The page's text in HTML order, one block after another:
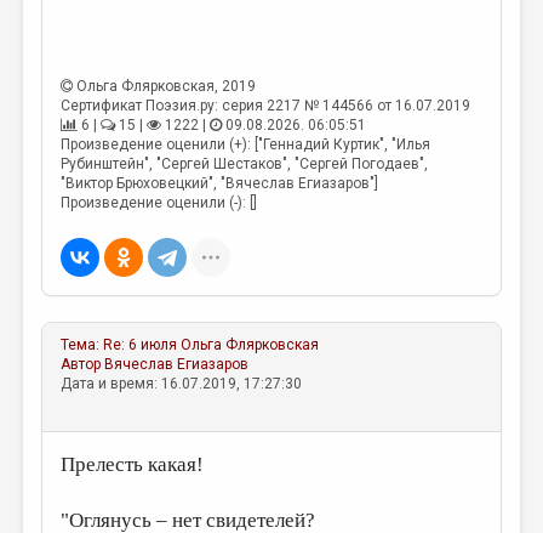
ОТ РЕДАКЦИИ
МАЛАЯ ПРОЗА
ЭССЕИСТИКА
ЛИТЕРАТУРОВЕДЕНИЕ
КУЛЬТУРОВЕДЕНИЕ
ПУБЛИЦИСТИКА
РЕЦЕНЗИРОВАНИЕ
ЦИКЛЫ ПУБЛИКАЦИЙ
ТРЕДИАКОВСКИЙ
МЕДИА
ВКОНТАКТЕ
Ольга Флярковская, 2019
Сертификат Поэзия.ру: серия 2217 № 144566 от 16.07.2019
6 |
15 | 1222 |
09.08.2026. 06:05:51
Произведение оценили (+): ["Геннадий Куртик", "Илья
Рубинштейн", "Сергей Шестаков", "Сергей Погодаев",
"Виктор Брюховецкий", "Вячеслав Егиазаров"]
Произведение оценили (-): []
Тема: Re: 6 июля Ольга Флярковская
Автор Вячеслав Егиазаров
Дата и время: 16.07.2019, 17:27:30
Прелесть какая!
"Оглянусь – нет свидетелей?